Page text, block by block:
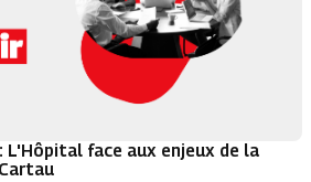
L'Hôpital face aux enjeux de la